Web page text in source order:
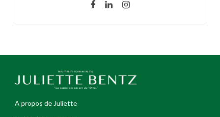
A propos de Juliette